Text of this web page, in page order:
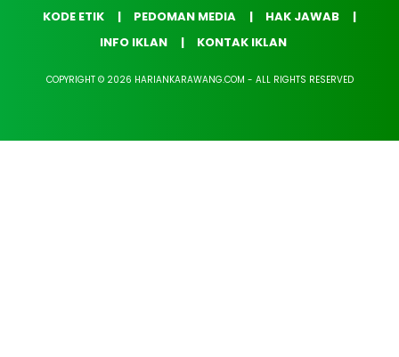
KODE ETIK
PEDOMAN MEDIA
HAK JAWAB
INFO IKLAN
KONTAK IKLAN
COPYRIGHT © 2026 HARIANKARAWANG.COM - ALL RIGHTS RESERVED